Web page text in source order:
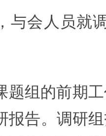
与会人员就
题组的前期
报告。调研